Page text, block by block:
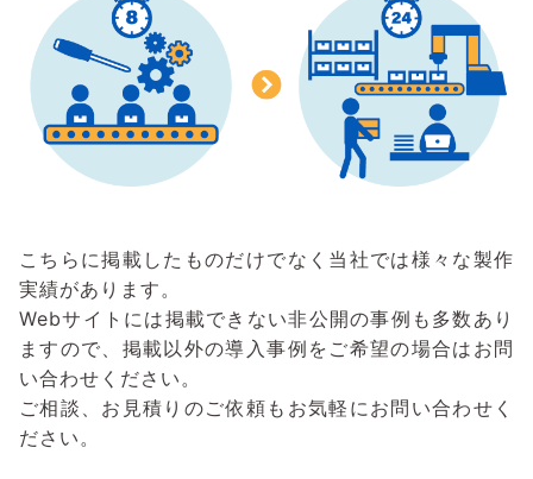
こちらに掲載したものだけでなく当社では様々な製作
実績があります。
Webサイトには掲載できない非公開の事例も多数あり
ますので、掲載以外の導入事例をご希望の場合はお問
い合わせください。
ご相談、お見積りのご依頼もお気軽にお問い合わせく
ださい。